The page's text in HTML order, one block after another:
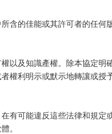
含的佳能或其許可者的任何
以及知識產權。除本協定明
權利明示或默示地轉讓或授予
有可能違反這些法律和規定
。